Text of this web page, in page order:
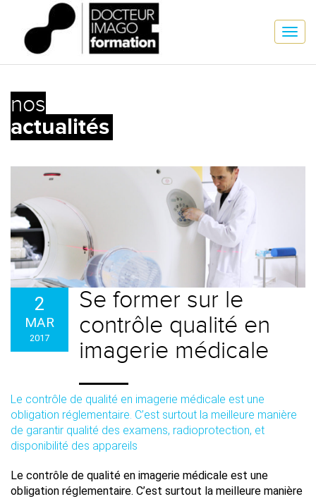
nos
actualités
2
MAR
2017
Se former sur le
contrôle qualité en
imagerie médicale
Le contrôle de qualité en imagerie médicale est une
obligation réglementaire. C’est surtout la meilleure manière
de garantir qualité des examens, radioprotection, et
disponibilité des appareils
Le contrôle de qualité en imagerie médicale est une
obligation réglementaire. C’est surtout la meilleure manière